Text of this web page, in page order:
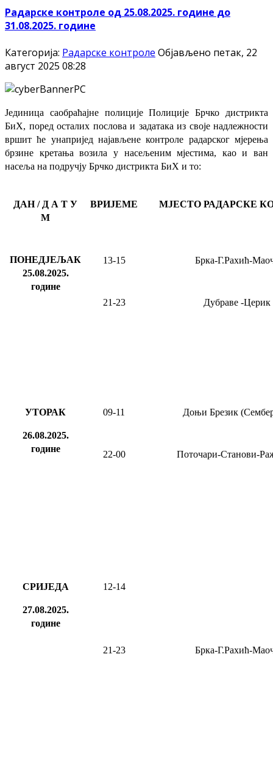
Радарске контроле од 25.08.2025. године до
31.08.2025. године
Категорија: Радарске контроле Објављено петак, 22
август 2025 08:28
Јединица саобраћајне полиције Полиције Брчко дистрикта
БиХ, поред осталих послова и задатака из своје надлежности
вршит ће унапријед најављене контроле радарског мјерења
брзине кретања возила у насељеним мјестима, као и ван
насеља на подручју Брчко дистрикта БиХ и то:
ДАН / Д А Т У
М
ВРИЈЕМЕ МЈЕСТО РАДАРСКЕ
ПОНЕДЈЕЉАК
25.08.2025.
године
13-15 Брка-Г.Рахић-
21-23 Дубраве-Церик
УТОРАК
26.08.2025.
године
09-11 Доњи Брезик
22-00 Поточари-Станови-
СРИЈЕДА
27.08.2025.
године
12-14
21-23 Брка-Г.Рахић-